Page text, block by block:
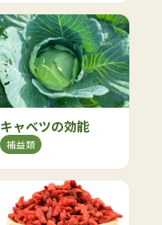
キャベツの効能
補益類